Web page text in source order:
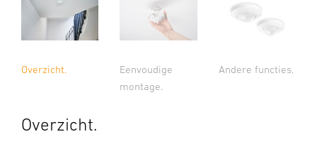
Overzicht.
Eenvoudige
montage.
Andere functies.
Overzicht.